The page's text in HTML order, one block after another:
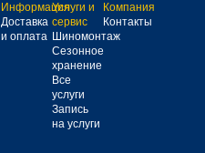
Информация
Доставка
и оплата
Услуги и
сервис
Шиномонтаж
Сезонное
хранение
Все
услуги
Запись
на услуги
Компания
Контакты